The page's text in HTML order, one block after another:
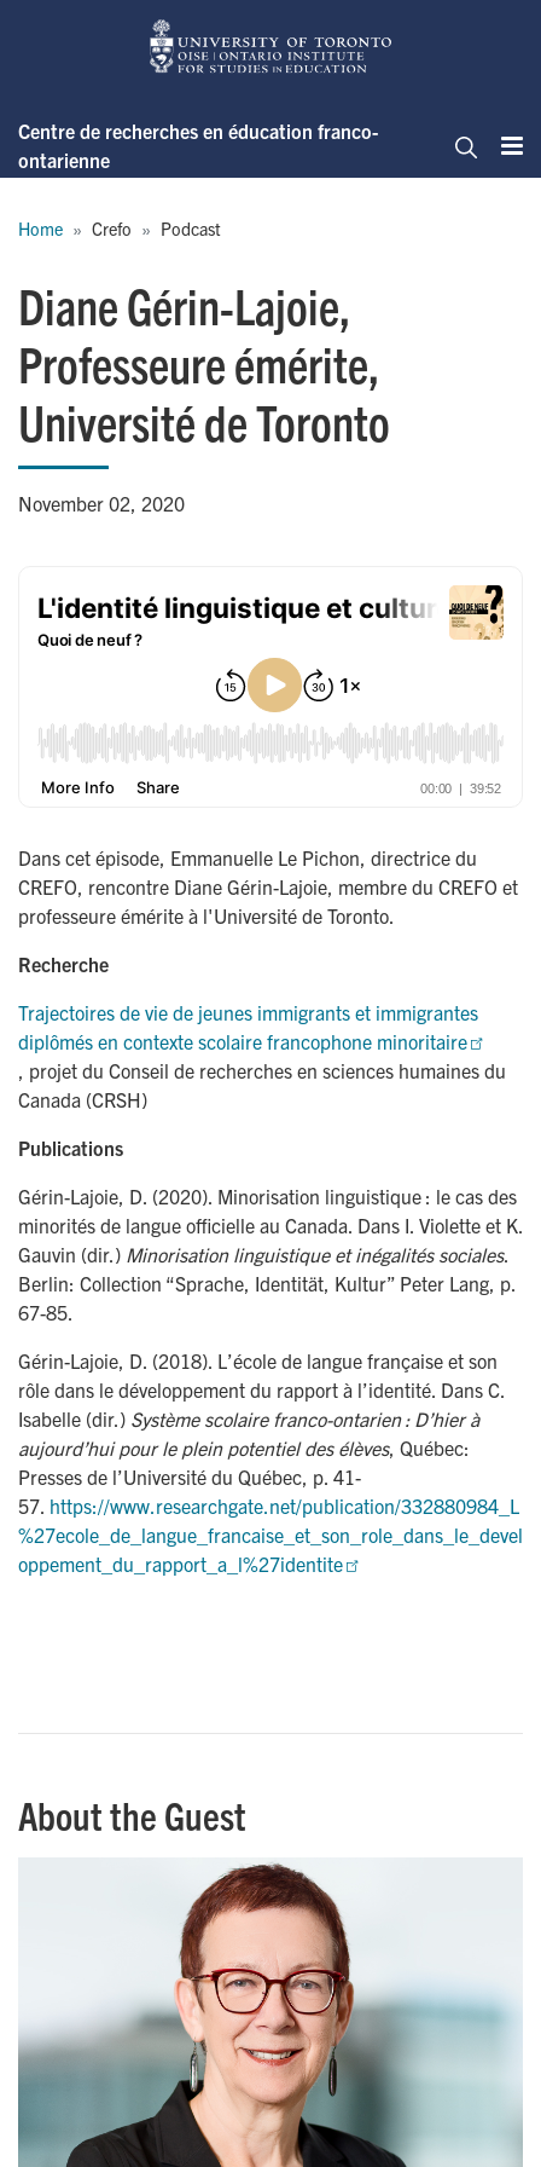
Centre de recherches en éducation franco-
ontarienne
Home Crefo Podcast
Diane Gérin-Lajoie,
Professeure émérite,
Université de Toronto
November 02, 2020
Dans cet épisode, Emmanuelle Le Pichon, directrice du
CREFO, rencontre Diane Gérin-Lajoie, membre du CREFO et
professeure émérite à l'Université de Toronto.
Recherche
Trajectoires de vie de jeunes immigrants et immigrantes
diplômés en contexte scolaire francophone minoritaire
, projet du Conseil de recherches en sciences humaines du
Canada (CRSH)
Publications
Gérin-Lajoie, D. (2020). Minorisation linguistique : le cas des
minorités de langue officielle au Canada. Dans I. Violette et K.
Gauvin (dir.) Minorisation linguistique et inégalités sociales.
Berlin: Collection “Sprache, Identität, Kultur” Peter Lang, p.
67-85.
Gérin-Lajoie, D. (2018). L’école de langue française et son
rôle dans le développement du rapport à l’identité. Dans C.
Isabelle (dir.) Système scolaire franco-ontarien : D’hier à
aujourd’hui pour le plein potentiel des élèves, Québec:
Presses de l’Université du Québec, p. 41-
57. https://www.researchgate.net/publication/332880984_L
%27ecole_de_langue_francaise_et_son_role_dans_le_devel
oppement_du_rapport_a_l%27identite
About the Guest